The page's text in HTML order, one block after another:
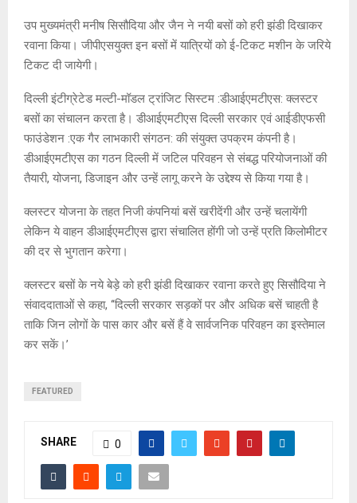
उप मुख्यमंत्री मनीष सिसौदिया और जैन ने नयी बसों को हरी झंडी दिखाकर
रवाना किया। जीपीएसयुक्त इन बसों में यात्रियों को ई-टिकट मशीन के जरिये
टिकट दी जायेगी।
दिल्ली इंटीग्रेटेड मल्टी-मॉडल ट्रांजिट सिस्टम :डीआईएमटीएस: क्लस्टर
बसों का संचालन करता है। डीआईएमटीएस दिल्ली सरकार एवं आईडीएफसी
फाउंडेशन :एक गैर लाभकारी संगठन: की संयुक्त उपक्रम कंपनी है।
डीआईएमटीएस का गठन दिल्ली में जटिल परिवहन से संबद्ध परियोजनाओं की
तैयारी, योजना, डिजाइन और उन्हें लागू करने के उद्देश्य से किया गया है।
क्लस्टर योजना के तहत निजी कंपनियां बसें खरीदेंगी और उन्हें चलायेंगी
लेकिन ये वाहन डीआईएमटीएस द्वारा संचालित होंगी जो उन्हें प्रति किलोमीटर
की दर से भुगतान करेगा।
क्लस्टर बसों के नये बेड़े को हरी झंडी दिखाकर रवाना करते हुए सिसौदिया ने
संवाददाताओं से कहा, ‘‘दिल्ली सरकार सड़कों पर और अधिक बसें चाहती है
ताकि जिन लोगों के पास कार और बसें हैं वे सार्वजनिक परिवहन का इस्तेमाल
कर सकें।’
FEATURED
SHARE 0